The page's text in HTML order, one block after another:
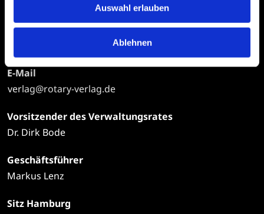
Auswahl erlauben
Ablehnen
Telefon
E-Mail
verlag@rotary-verlag.de
Vorsitzender des Verwaltungsrates
Dr. Dirk Bode
Geschäftsführer
Markus Lenz
Sitz Hamburg